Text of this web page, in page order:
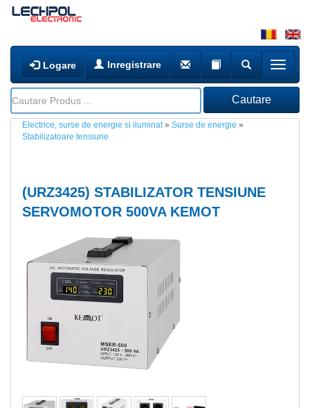
Logare Inregistrare
Electrice, surse de energie si iluminat » Surse de energie »
Stabilizatoare tensiune
(URZ3425) STABILIZATOR TENSIUNE
SERVOMOTOR 500VA KEMOT